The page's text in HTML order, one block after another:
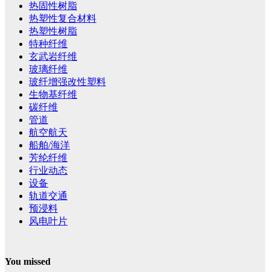
热固性树脂
热塑性复合材料
热塑性树脂
特种纤维
玄武岩纤维
玻璃纤维
玻纤增强改性塑料
生物基纤维
碳纤维
管道
航空航天
船舶/海洋
芳纶纤维
行业动态
设备
轨道交通
预浸料
风电叶片
You missed